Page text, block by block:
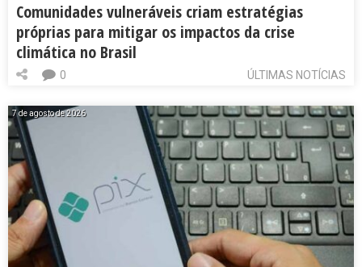
Comunidades vulneráveis criam estratégias
próprias para mitigar os impactos da crise
climática no Brasil
ÚLTIMAS NOTÍCIAS
0
7 de agosto de 2026